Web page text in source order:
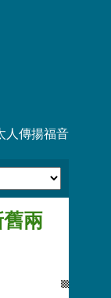
人傳揚福音
兩